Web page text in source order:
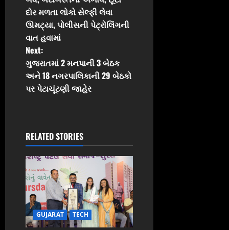
t
n
a
v
a
t
i
o
દોર મળતા લોકો સેલ્ફી લેવા
ઊમટ્યા, પોલીસની પેટ્રોલિંગની
વાત હવામાં
Next:
ગુજરાતમાં 2 મનપાની 3 બેઠક
અને 18 નગરપાલિકાની 29 બેઠકો
પર પેટાચૂંટણી જાહેર
RELATED STORIES
GUJARAT TECH